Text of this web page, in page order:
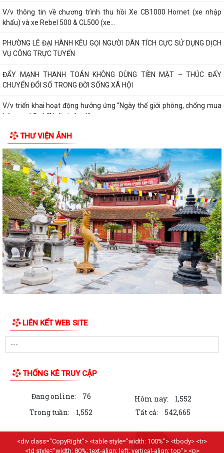
V/v thông tin về chương trình thu hồi Xe CB1000 Hornet (xe nhập
khẩu) và xe Rebel 500 & CL500 (xe...
PHƯỜNG LÊ ĐẠI HÀNH KÊU GỌI NGƯỜI DÂN TÍCH CỰC SỬ DỤNG DỊCH
VỤ CÔNG TRỰC TUYẾN
ĐẨY MẠNH THANH TOÁN KHÔNG DÙNG TIỀN MẶT – THÚC ĐẨY
CHUYỂN ĐỔI SỐ TRONG ĐỜI SỐNG XÃ HỘI
V/v triển khai hoạt động hưởng ứng “Ngày thế giới phòng, chống mua
bán người” và “Ngày toàn dân...
Kế hoạch triển khai cài đặt, sử dụng ứng dựng eTax mobile phục vụ
nộp thuế sử dụng đất phi nông...
PHƯỜNG LÊ ĐẠI HÀNH THAM DỰ HỘI NGHỊ TOÀN QUỐC QUÁN TRIỆT,
TRIỂN KHAI NGHỊ QUYẾT HỘI NGHỊ TRUNG ƯƠNG...
HOẠT ĐỘNG CỦA HỘI CỰU CHIẾN BINH PHƯỜNG LÊ ĐẠI HÀNH NHÂN KỶ
NIỆM 79 NĂM NGÀY THƯƠNG BINH - LIỆT SĨ...
ỦY BAN MTTQ VIỆT NAM PHƯỜNG LÊ ĐẠI HÀNH PHỐI HỢP VỚI NGÂN
HÀNG CHÍNH SÁCH XÃ HỘI CHÍ LINH THĂM,...
THÔNG BÁO Kết quả kỳ họp thứ Năm (Kỳ họp thường lệ giữa năm
2026) Hội đồng nhân dân phường khóa...
THÔNG BÁO LỄ DÂNG HƯƠNG THẮP NẾN TRI ÂN CÁC ANH HÙNG LIỆT
CHIẾN DỊCH 500 NGÀY ĐÊM ĐẨY MẠNH THỰC HIỆN, TÌM KIẾM, QUY
TẬP, XÁC ĐỊNH DANH TÍNH HÀI CỐT LIỆT SĨ
Chỉ thị số 07-CT/TW đẩy mạnh học tập, thực hành tư tưởng, đạo đức,
phương pháp, phong cách Hồ Chí...
Hướng dẫn Quản lý và sử dụng thẻ Đảng viên
THƯ VIỆN ẢNH
LIÊN KẾT WEB SITE
THỐNG KÊ TRUY CẬP
Đang online: 76 Hôm nay:
1,552
Trong tuần:
1,552 Tất cả: 542,665
<div class="CopyRight"> <table style="width: 100%"> <tbody> <tr>
<td style="width: 80%; text-align: left; vertical-align: top"> <p>